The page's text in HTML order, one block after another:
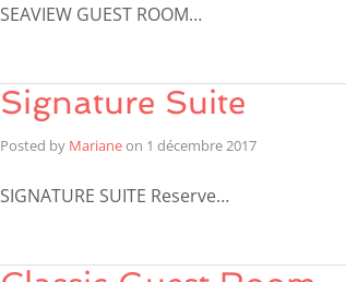
SEAVIEW GUEST ROOM…
Signature Suite
Posted by Marianeon 1 décembre 2017
SIGNATURE SUITE Reserve…